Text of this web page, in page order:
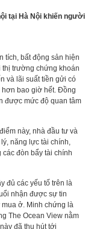
tại Hà Nội khiến người
tích, bất động sản hiện
thị trường chứng khoán
và lãi suất tiền gửi có
bao giờ hết. Đồng
được mức độ quan tâm
này, nhà đầu tư và
năng lực tài chính,
đòn bẩy tài chính
đủ các yếu tố trên là
nhận được sự tin
ở. Minh chứng là
The Ocean View nằm
đã thu hút tới